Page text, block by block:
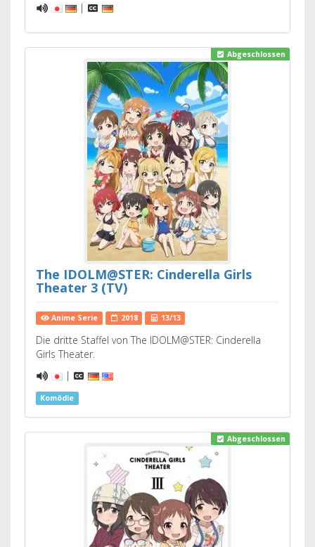
|
Abgeschlossen
The IDOLM@STER: Cinderella Girls
Theater 3 (TV)
Anime Serie 2018 13/13
Die dritte Staffel von The IDOLM@STER: Cinderella
Girls Theater.
|
Komödie
Abgeschlossen